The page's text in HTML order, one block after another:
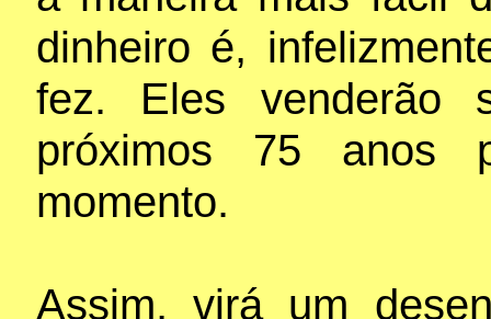
dinheiro é,
fez. Eles venderão
próximos 75 anos
momento.
Assim, virá um